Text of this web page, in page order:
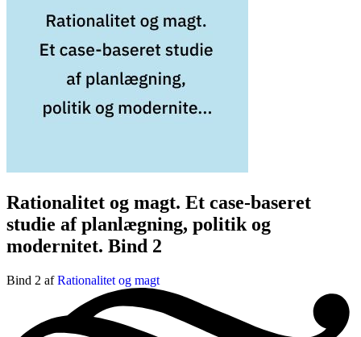
Rationalitet og magt. Et case-baseret
studie af planlægning, politik og
modernitet. Bind 2
Bind 2 afRationalitet og magt